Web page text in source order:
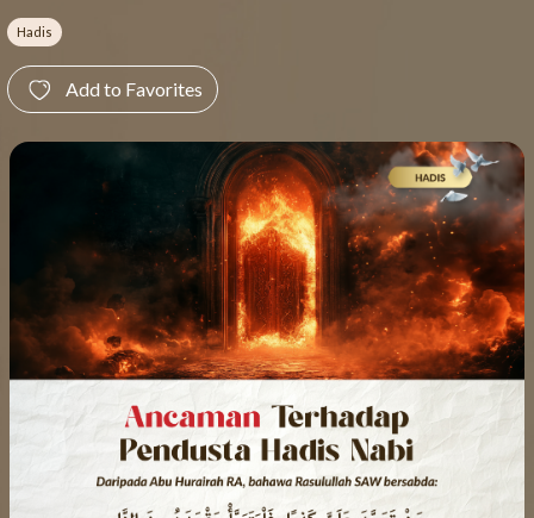
Hadis
Add to Favorites